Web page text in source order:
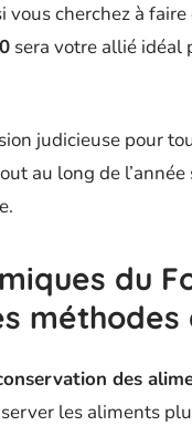
vous cherchez à
sera votre allié idéal
judicieuse pour
au long de
du
méthodes
des
les aliments